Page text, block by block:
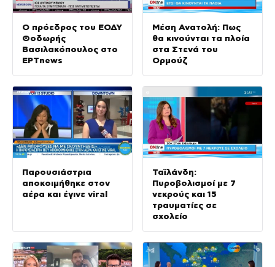
Ο πρόεδρος του ΕΟΔΥ
Θοδωρής
Βασιλακόπουλος στο
ΕΡΤnews
Μέση Ανατολή: Πως
θα κινούνται τα πλοία
στα Στενά του
Ορμούζ
Παρουσιάστρια
αποκοιμήθηκε στον
αέρα και έγινε viral
Ταϊλάνδη:
Πυροβολισμοί με 7
νεκρούς και 15
τραυματίες σε
σχολείο